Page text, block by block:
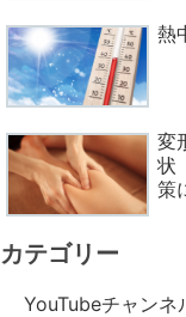
熱
変
状
策
カテゴリー
YouTubeチャンネ